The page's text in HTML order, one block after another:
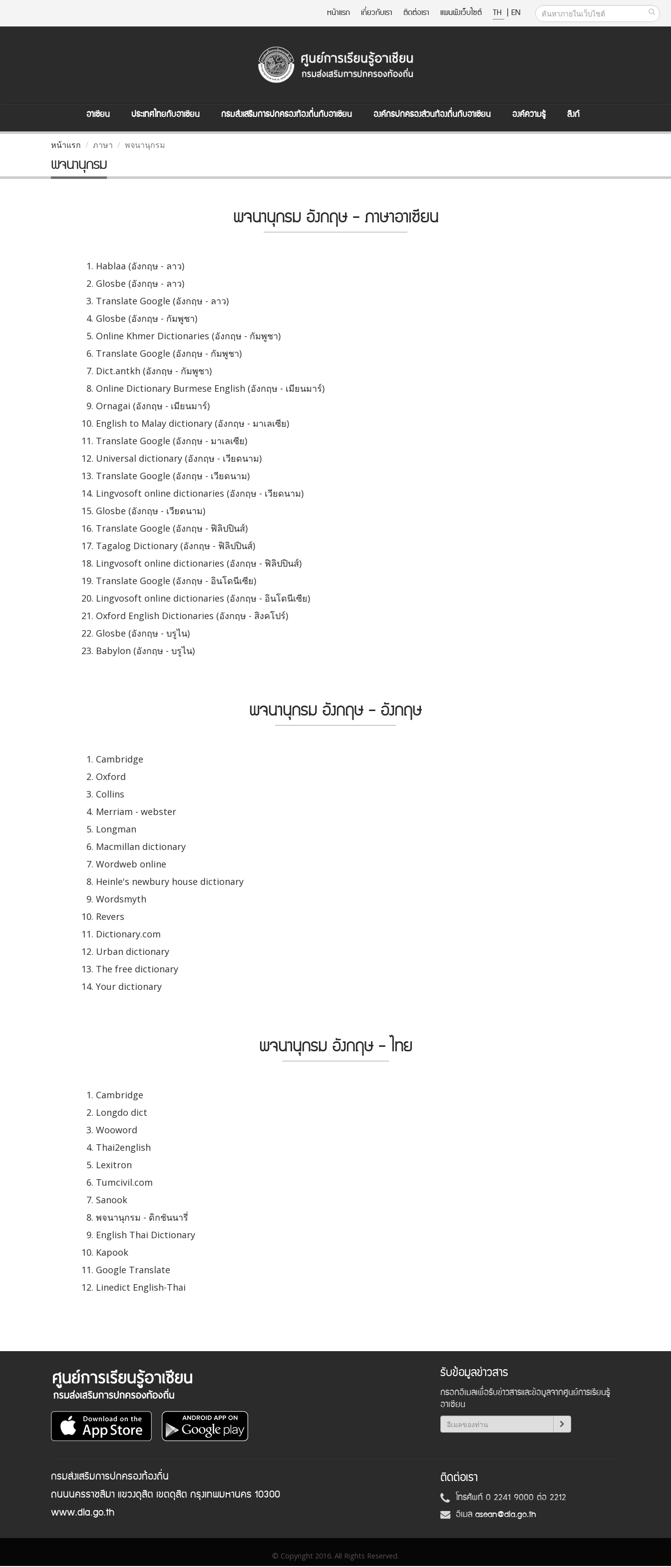
หน้าแรก เกี่ยวกับเรา ติดต่อเรา แผนผังเว็บไซต์ TH | EN
อาเซียน ประเทศไทยกับอาเซียน กรมส่งเสริมการปกครองท้องถิ่นกับอาเซียน องค์กรปกครองส่วนท้องถิ่นกับอาเซียน องค์ความรู้ ลิงก์
หน้าแรก ภาษา พจนานุกรม
พจนานุกรม
พจนานุกรม อังกฤษ - ภาษาอาเซียน
Hablaa (อังกฤษ - ลาว)
Glosbe (อังกฤษ - ลาว)
Translate Google (อังกฤษ - ลาว)
Glosbe (อังกฤษ - กัมพูชา)
Online Khmer Dictionaries (อังกฤษ - กัมพูชา)
Translate Google (อังกฤษ - กัมพูชา)
Dict.antkh (อังกฤษ - กัมพูชา)
Online Dictionary Burmese English (อังกฤษ - เมียนมาร์)
Ornagai (อังกฤษ - เมียนมาร์)
English to Malay dictionary (อังกฤษ - มาเลเซีย)
Translate Google (อังกฤษ - มาเลเซีย)
Universal dictionary (อังกฤษ - เวียดนาม)
Translate Google (อังกฤษ - เวียดนาม)
Lingvosoft online dictionaries (อังกฤษ - เวียดนาม)
Glosbe (อังกฤษ - เวียดนาม)
Translate Google (อังกฤษ - ฟิลิปปินส์)
Tagalog Dictionary (อังกฤษ - ฟิลิปปินส์)
Lingvosoft online dictionaries (อังกฤษ - ฟิลิปปินส์)
Translate Google (อังกฤษ - อินโดนีเซีย)
Lingvosoft online dictionaries (อังกฤษ - อินโดนีเซีย)
Oxford English Dictionaries (อังกฤษ - สิงคโปร์)
Glosbe (อังกฤษ - บรูไน)
Babylon (อังกฤษ - บรูไน)
พจนานุกรม อังกฤษ - อังกฤษ
Cambridge
Oxford
Collins
Merriam - webster
Longman
Macmillan dictionary
Wordweb online
Heinle's newbury house dictionary
Wordsmyth
Revers
Dictionary.com
Urban dictionary
The free dictionary
Your dictionary
พจนานุกรม อังกฤษ - ไทย
Cambridge
Longdo dict
Wooword
Thai2english
Lexitron
Tumcivil.com
Sanook
พจนานุกรม - ดิกชันนารี่
English Thai Dictionary
Kapook
Google Translate
Linedict English-Thai
รับข้อมูลข่าวสาร
กรอกอีเมลเพื่อรับข่าวสารและข้อมูลจากศูนย์การเรียนรู้
อาเซียน
กรมส่งเสริมการปกครองท้องถิ่น
ถนนนครราชสีมา แขวงดุสิต เขตดุสิต กรุงเทพมหานคร 10300
www.dla.go.th
ติดต่อเรา
โทรศัพท์ 0 2241 9000 ต่อ 2212
อีเมล asean@dla.go.th
© Copyright 2016. All Rights Reserved.